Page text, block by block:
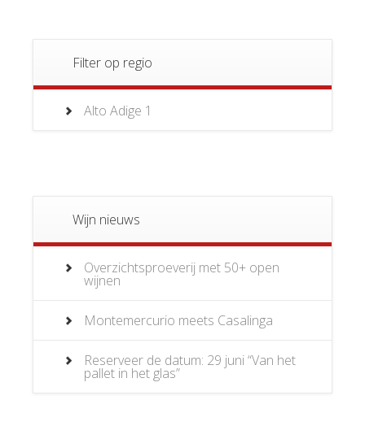
Filter op regio
Alto Adige 1
Wijn nieuws
Overzichtsproeverij met 50+ open
wijnen
Montemercurio meets Casalinga
Reserveer de datum: 29 juni “Van het
pallet in het glas”